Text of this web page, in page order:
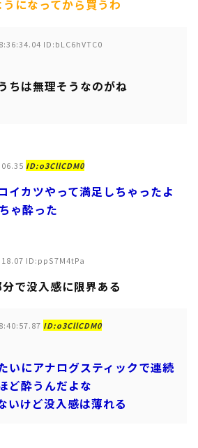
になってから買うわ
ID:bLC6hVTC0
ちは無理そうなのがね
ID:o3CllCDM0
カツやって満足しちゃったよ
ゃ酔った
ID:ppS7M4tPa
で没入感に限界ある
ID:o3CllCDM0
いにアナログスティックで連続
ど酔うんだよな
いけど没入感は薄れる